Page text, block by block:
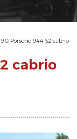
Porsche 944 S2 cabrio
cabrio